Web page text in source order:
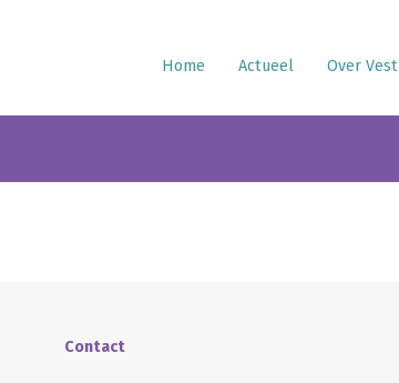
Home Actueel Over Vest
Contact